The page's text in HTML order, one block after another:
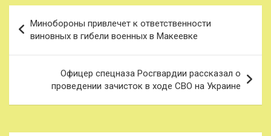
по
записям
Минобороны привлечет к ответственности
виновных в гибели военных в Макеевке
Офицер спецназа Росгвардии рассказал о
проведении зачисток в ходе СВО на Украине